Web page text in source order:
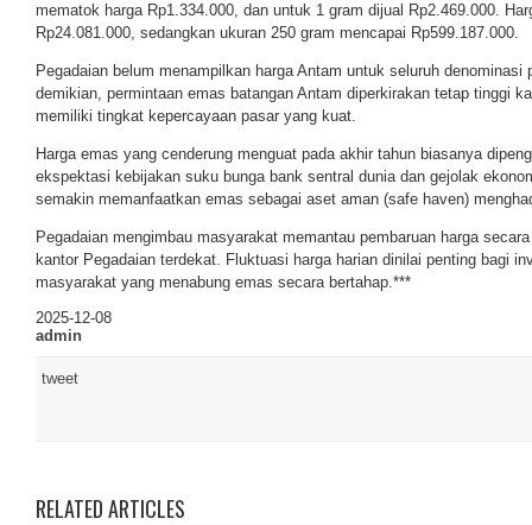
mematok harga Rp1.334.000, dan untuk 1 gram dijual Rp2.469.000.
Rp24.081.000, sedangkan ukuran 250 gram mencapai Rp599.187.000.
Pegadaian belum menampilkan harga Antam untuk seluruh denominasi
demikian, permintaan emas batangan Antam diperkirakan tetap tinggi
memiliki tingkat kepercayaan pasar yang kuat.
Harga emas yang cenderung menguat pada akhir tahun biasanya
ekspektasi kebijakan suku bunga bank sentral dunia dan gejolak
semakin memanfaatkan emas sebagai aset aman (safe haven)
Pegadaian mengimbau masyarakat memantau pembaruan harga
kantor Pegadaian terdekat. Fluktuasi harga harian dinilai penting bagi
masyarakat yang menabung emas secara bertahap.***
2025-12-08
admin
tweet
RELATED ARTICLES